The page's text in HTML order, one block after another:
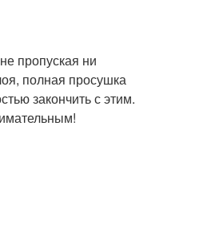
пропуская ни
полная просушка
закончить с этим.